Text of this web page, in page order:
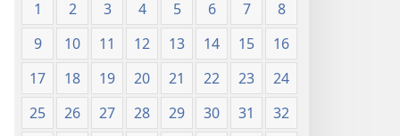
1 2 3 4 5 6 7
8
9
10 11 12 13 14 15
16
17
18 19 20 21 22 23
24
25
26 27 28 29 30 31
32